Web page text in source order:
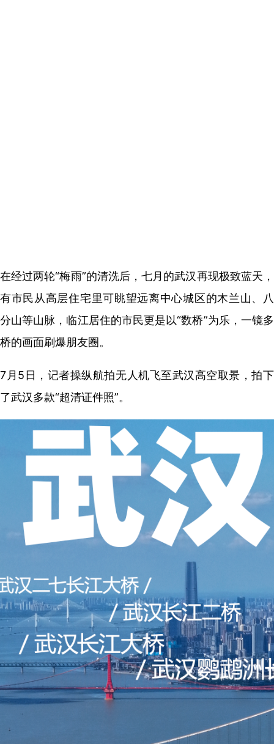
在经过两轮“梅雨”的清洗后，七月的武汉再现极致蓝天，
有市民从高层住宅里可眺望远离中心城区的木兰山、八
分山等山脉，临江居住的市民更是以“数桥”为乐，一镜多
桥的画面刷爆朋友圈。
7月5日，记者操纵航拍无人机飞至武汉高空取景，拍下
了武汉多款“超清证件照”。